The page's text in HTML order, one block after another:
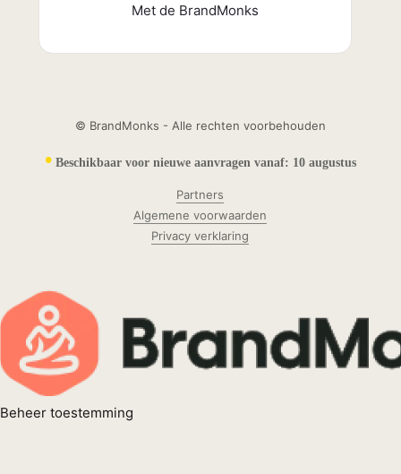
Met de BrandMonks
© BrandMonks - Alle rechten voorbehouden
•Beschikbaar voor nieuwe aanvragen vanaf: 10 augustus
Partners
Algemene voorwaarden
Privacy verklaring
Beheer toestemming